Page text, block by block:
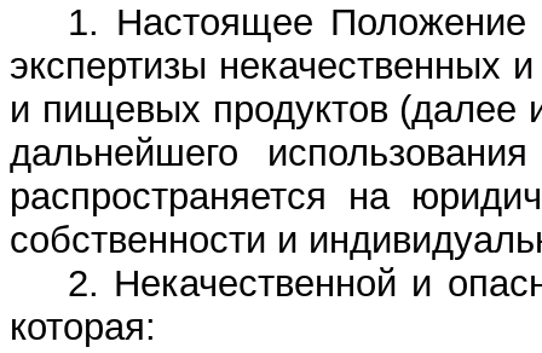
1. Настоящее Положение
экспертизы некачественных
и пищевых продуктов (далее
дальнейшего
распространяется на
собственности и
2. Некачественной и
которая: